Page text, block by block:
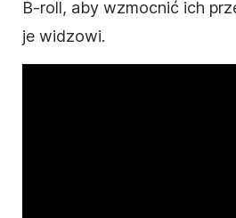
B-roll, aby wzmocnić ich
je widzowi.